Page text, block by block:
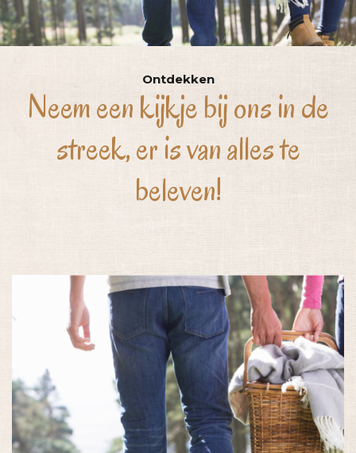
Ontdekken
Neem een kijkje bij ons in de
streek, er is van alles te
beleven!